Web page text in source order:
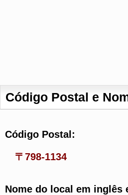
Código Postal e
Código Postal:
〒798-1134
Nome do local em inglês